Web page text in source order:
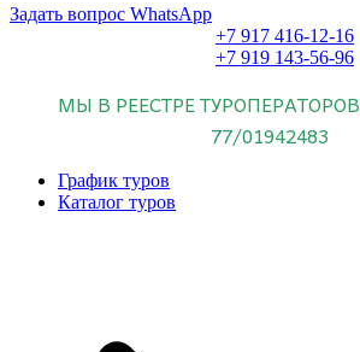
Задать вопрос WhatsApp
+7 917 416-12-16
+7 919 143-56-96
МЫ В РЕЕСТРЕ ТУРОПЕРАТОРОВ
77/01942483
График туров
Каталог туров